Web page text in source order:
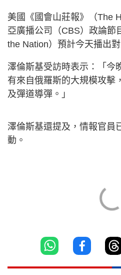
美國《國會山莊報》（The
亞廣播公司（CBS）政論節
the Nation）預計今天播出
澤倫斯基受訪時表示：「今
有來自俄羅斯的大規模攻擊
及彈道導彈。」
澤倫斯基還提及，情報官員
動。